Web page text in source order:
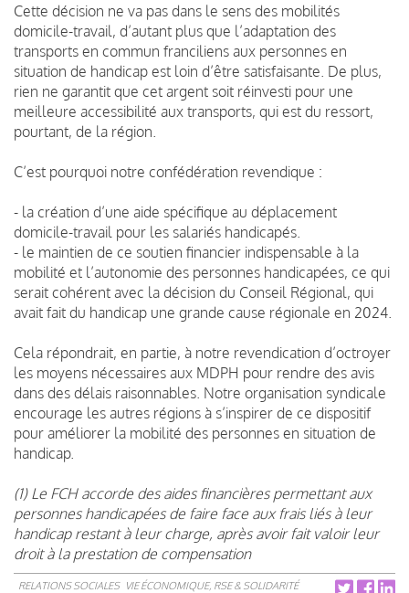
Cette décision ne va pas dans le sens des mobilités
domicile-travail, d’autant plus que l’adaptation des
transports en commun franciliens aux personnes en
situation de handicap est loin d’être satisfaisante. De plus,
rien ne garantit que cet argent soit réinvesti pour une
meilleure accessibilité aux transports, qui est du ressort,
pourtant, de la région.
C’est pourquoi notre confédération revendique :
- la création d’une aide spécifique au déplacement
domicile-travail pour les salariés handicapés.
- le maintien de ce soutien financier indispensable à la
mobilité et l’autonomie des personnes handicapées, ce qui
serait cohérent avec la décision du Conseil Régional, qui
avait fait du handicap une grande cause régionale en 2024.
Cela répondrait, en partie, à notre revendication d’octroyer
les moyens nécessaires aux MDPH pour rendre des avis
dans des délais raisonnables. Notre organisation syndicale
encourage les autres régions à s’inspirer de ce dispositif
pour améliorer la mobilité des personnes en situation de
handicap.
(1) Le FCH accorde des aides financières permettant aux
personnes handicapées de faire face aux frais liés à leur
handicap restant à leur charge, après avoir fait valoir leur
droit à la prestation de compensation
RELATIONS SOCIALES VIE ÉCONOMIQUE, RSE & SOLIDARITÉ